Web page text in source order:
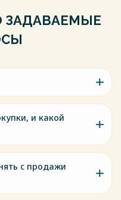
ЗАДАВАЕМЫЕ
и какой
с продажи